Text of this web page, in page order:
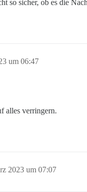
so sicher, ob es die
um 06:47
alles verringern.
2023 um 07:07